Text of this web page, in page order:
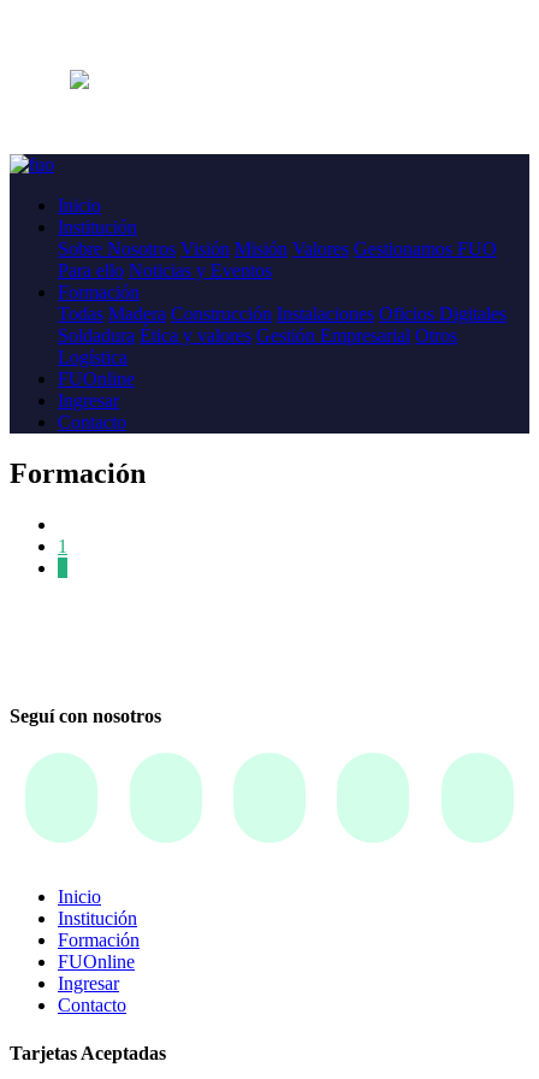
Inicio
Institución
Sobre Nosotros Visión Misión Valores Gestionamos FUO
Para ello Noticias y Eventos
Formación
Todas Madera Construcción Instalaciones Oficios Digitales
Soldadura Ética y valores Gestión Empresarial Otros
Logística
FUOnline
Ingresar
Contacto
Formación
1
Seguí con nosotros
Inicio
Institución
Formación
FUOnline
Ingresar
Contacto
Tarjetas Aceptadas